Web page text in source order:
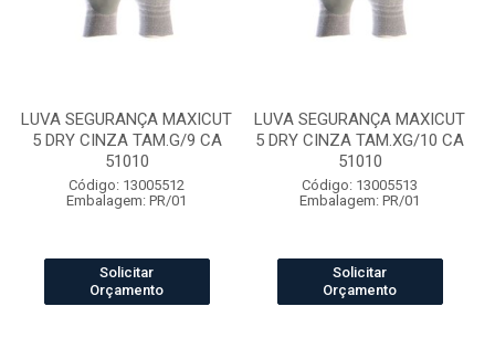
LUVA SEGURANÇA MAXICUT
5 DRY CINZA TAM.G/9 CA
51010
Código: 13005512
Embalagem: PR/01
Solicitar
Orçamento
LUVA SEGURANÇA MAXICUT
5 DRY CINZA TAM.XG/10 CA
51010
Código: 13005513
Embalagem: PR/01
Solicitar
Orçamento